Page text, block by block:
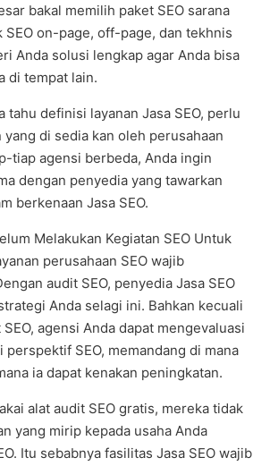
bakal memilih paket SEO sarana
SEO on-page, off-page, dan tekhnis
Anda solusi lengkap agar Anda bisa
di tempat lain.
tahu definisi layanan Jasa SEO, perlu
di sedia kan oleh perusahaan
tiap agensi berbeda, Anda ingin
dengan penyedia yang tawarkan
berkenaan Jasa SEO.
Melakukan Kegiatan SEO Untuk
perusahaan SEO wajib
audit SEO, penyedia Jasa SEO
Anda selagi ini. Bahkan kecuali
agensi Anda dapat mengevaluasi
SEO, memandang di mana
ia dapat kenakan peningkatan.
alat audit SEO gratis, mereka tidak
yang mirip kepada usaha Anda
Itu sebabnya fasilitas Jasa SEO wajib